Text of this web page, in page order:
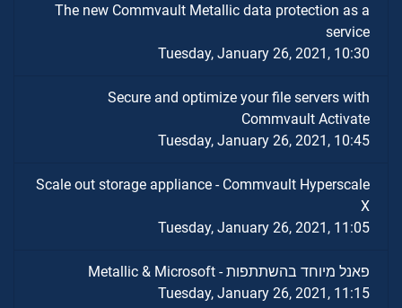
The new Commvault Metallic data protection as a
service
Tuesday, January 26, 2021, 10:30
Secure and optimize your file servers with
Commvault Activate
Tuesday, January 26, 2021, 10:45
Scale out storage appliance - Commvault Hyperscale
X
Tuesday, January 26, 2021, 11:05
פאנל מיוחד בהשתתפות - Metallic & Microsoft
Tuesday, January 26, 2021, 11:15